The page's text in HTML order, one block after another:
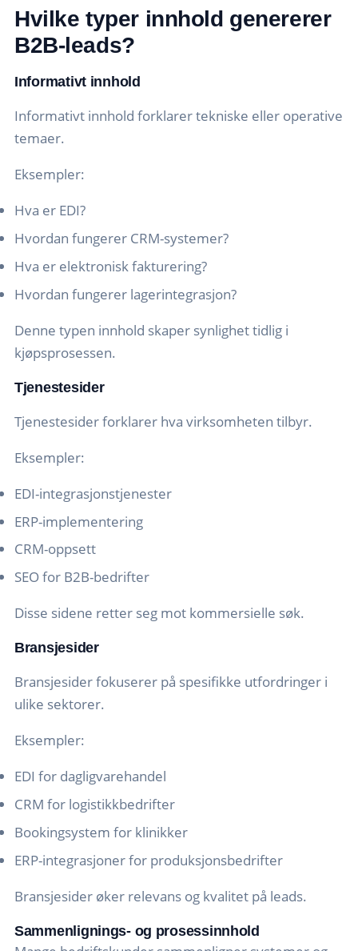
Hvilke typer innhold genererer
B2B-leads?
Informativt innhold
Informativt innhold forklarer tekniske eller operative
temaer.
Eksempler:
Hva er EDI?
Hvordan fungerer CRM-systemer?
Hva er elektronisk fakturering?
Hvordan fungerer lagerintegrasjon?
Denne typen innhold skaper synlighet tidlig i
kjøpsprosessen.
Tjenestesider
Tjenestesider forklarer hva virksomheten tilbyr.
Eksempler:
EDI-integrasjonstjenester
ERP-implementering
CRM-oppsett
SEO for B2B-bedrifter
Disse sidene retter seg mot kommersielle søk.
Bransjesider
Bransjesider fokuserer på spesifikke utfordringer i
ulike sektorer.
Eksempler:
EDI for dagligvarehandel
CRM for logistikkbedrifter
Bookingsystem for klinikker
ERP-integrasjoner for produksjonsbedrifter
Bransjesider øker relevans og kvalitet på leads.
Sammenlignings- og prosessinnhold